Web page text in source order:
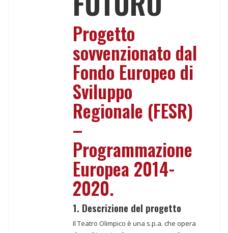
Progetto
sovvenzionato dal
Fondo Europeo di
Sviluppo
Regionale (FESR)
–
Programmazione
Europea 2014-
2020.
1. Descrizione del progetto
Il Teatro Olimpico è una s.p.a. che opera